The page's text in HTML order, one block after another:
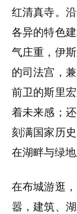
红清真寺。
各异的特色
气庄重，伊
的司法宫，
前卫的斯里
着未来感；
刻满国家历
在湖畔与绿地
在布城游逛
嚣，建筑、